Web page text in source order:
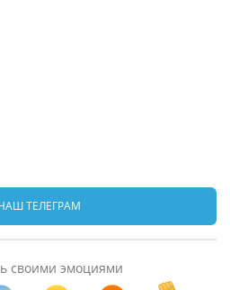
ТЕЛЕГРАМ
своими эмоциями